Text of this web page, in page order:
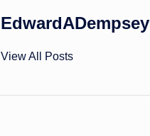
EdwardADempsey
View All Posts